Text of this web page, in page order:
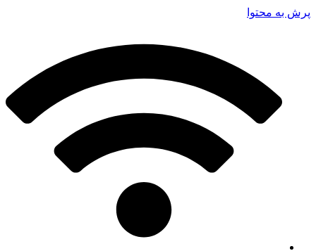
پرش به محتوا